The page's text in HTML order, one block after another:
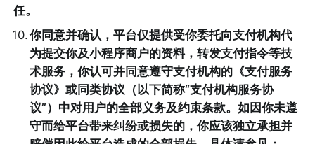
任。
10.你同意并确认，平台仅提供受你委托向支付机构代
为提交你及小程序商户的资料，转发支付指令等技
术服务，你认可并同意遵守支付机构的《支付服务
协议》或同类协议（以下简称“支付机构服务协
议”）中对用户的全部义务及约束条款。如因你未遵
守而给平台带来纠纷或损失的，你应该独立承担并